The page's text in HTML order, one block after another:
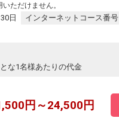
ただけません。
日 インターネットコース番号
な1名様あたりの代金
円～24,500円